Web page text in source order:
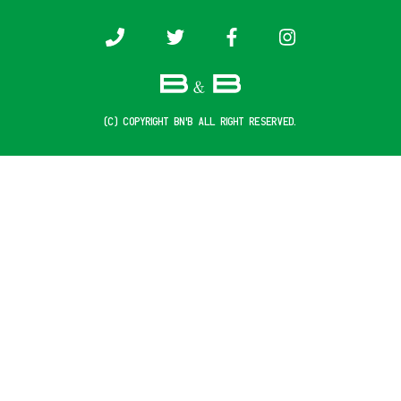
(c) COPYRIGHT B&B ALL RIGHT RESERVED.